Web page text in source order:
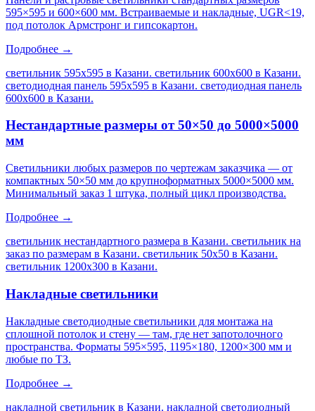
595×595 и 600×600 мм. Встраиваемые и накладные, UGR<19,
под потолок Армстронг и гипсокартон.
Подробнее →
светильник 595х595 в Казани. светильник 600х600 в Казани.
светодиодная панель 595х595 в Казани. светодиодная панель
600х600 в Казани.
Нестандартные размеры от 50×50 до 5000×5000
мм
Светильники любых размеров по чертежам заказчика — от
компактных 50×50 мм до крупноформатных 5000×5000 мм.
Минимальный заказ 1 штука, полный цикл производства.
Подробнее →
светильник нестандартного размера в Казани. светильник на
заказ по размерам в Казани. светильник 50х50 в Казани.
светильник 1200х300 в Казани.
Накладные светильники
Накладные светодиодные светильники для монтажа на
сплошной потолок и стену — там, где нет запотолочного
пространства. Форматы 595×595, 1195×180, 1200×300 мм и
любые по ТЗ.
Подробнее →
накладной светильник в Казани. накладной светодиодный